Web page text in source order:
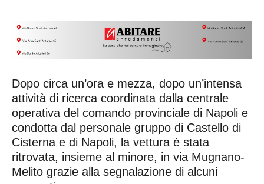
Dopo circa un’ora e mezza, dopo un’intensa
attività di ricerca coordinata dalla centrale
operativa del comando provinciale di Napoli e
condotta dal personale gruppo di Castello di
Cisterna e di Napoli, la vettura è stata
ritrovata, insieme al minore, in via Mugnano-
Melito grazie alla segnalazione di alcuni